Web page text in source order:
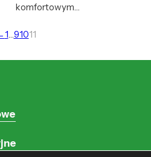
komfortowym…
1 91011